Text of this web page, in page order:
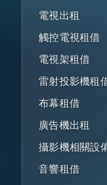
電視出租
觸控電視租借
電視架租借
雷射投影機租
布幕租借
廣告機出租
攝影機相關設
音響租借